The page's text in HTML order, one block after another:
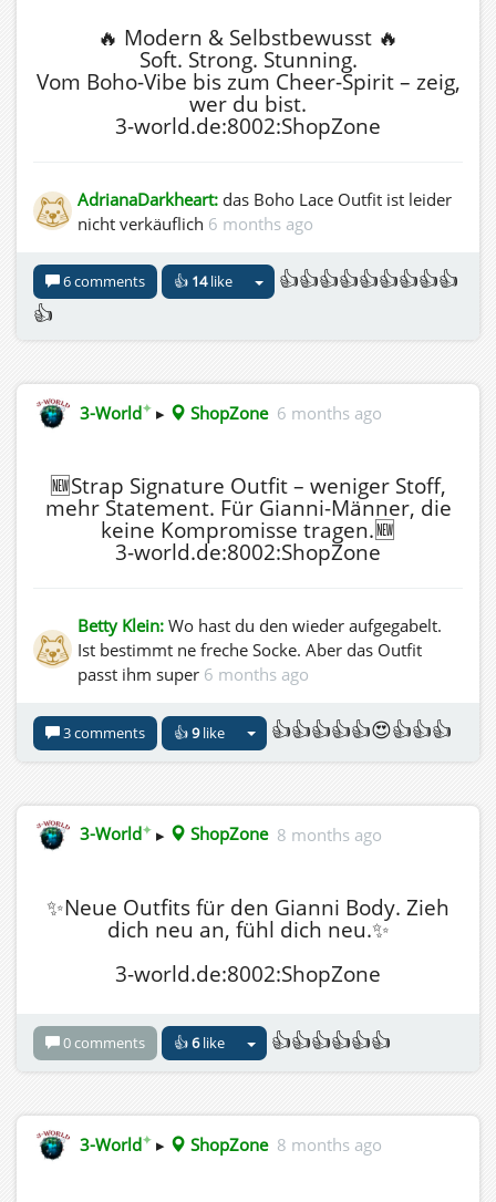
🔥 Modern & Selbstbewusst 🔥
Soft. Strong. Stunning.
Vom Boho‑Vibe bis zum Cheer‑Spirit – zeig,
wer du bist.
3-world.de:8002:ShopZone
AdrianaDarkheart: das Boho Lace Outfit ist leider
nicht verkäuflich 6 months ago
6 comments 👍 14like
👍👍👍👍👍👍👍👍👍
👍
3-World✦ ▸ ShopZone 6 months ago
🆕Strap Signature Outfit – weniger Stoff,
mehr Statement. Für Gianni-Männer, die
keine Kompromisse tragen.🆕
3-world.de:8002:ShopZone
Betty Klein: Wo hast du den wieder aufgegabelt.
Ist bestimmt ne freche Socke. Aber das Outfit
passt ihm super 6 months ago
3 comments 👍9like 👍👍👍👍👍😍👍👍👍
3-World✦ ▸ ShopZone 8 months ago
✨Neue Outfits für den Gianni Body. Zieh
dich neu an, fühl dich neu.✨
3-world.de:8002:ShopZone
0 comments 👍6like 👍👍👍👍👍👍
3-World✦ ▸ ShopZone 8 months ago